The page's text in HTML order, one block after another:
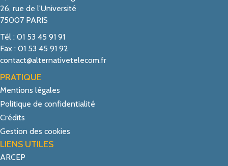
26, rue de l'Université
75007 PARIS
Tél : 01 53 45 91 91
Fax : 01 53 45 91 92
contact@alternativetelecom.fr
PRATIQUE
Mentions légales
Politique de confidentialité
Crédits
Gestion des cookies
LIENS UTILES
ARCEP